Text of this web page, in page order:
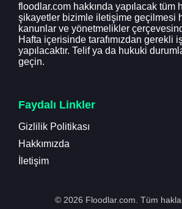
floodlar.com hakkında yapılacak tüm
şikayetler bizimle iletişime geçilmesi
kanunlar ve yönetmelikler
Hafta içerisinde tarafımızdan gerekli
yapılacaktır. Telif ya da hukuki
geçin.
Faydalı Linkler
Gizlilik Politikası
Hakkımızda
İletişim
© 2026 Floodlar.com. Tüm